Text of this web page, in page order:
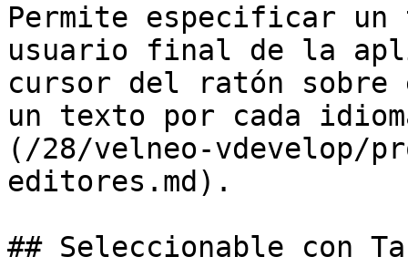
Permite especificar
usuario final de la
cursor del ratón
un texto por cada
(/28/velneo-vdevelop/
editores.md).
## Seleccionable con